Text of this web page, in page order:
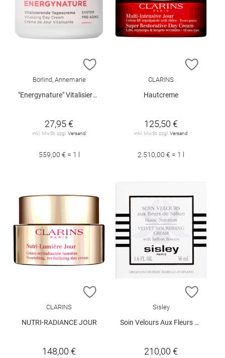
ZUR WUNSCHLISTE HINZUFÜGEN
Börlind, Annemarie
"Energynature" Vitalisierende Tagescreme 50 ml
27,95 €
inkl. MwSt. zzgl. Versand
559,00 € = 1 l
ZUR
CLARINS
Hautcreme
125,50 €
inkl. MwSt. zzgl. Versand
2.510,00 € = 1 l
ZUR WUNSCHLISTE HINZUFÜGEN
CLARINS
NUTRI-RADIANCE JOUR
148,00 €
ZUR
Sisley
Soin Velours Aux Fleurs 50 ml
210,00 €